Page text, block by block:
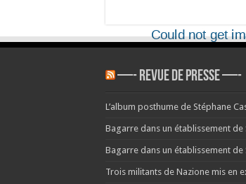
—- REVUE DE PRESSE —-
L’album posthume de Stéphane
Bagarre dans un établissement
Bagarre dans un établissement
Trois militants de Nazione mis en